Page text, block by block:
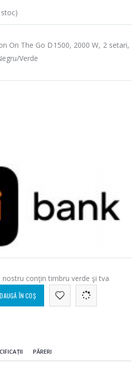
On The Go D1500, 2000 W, 2 setari,
Verde
nostru conţin timbru verde şi tva
ÎN COȘ
PĂRERI
Heinner HHB-
-33%
bucatarie